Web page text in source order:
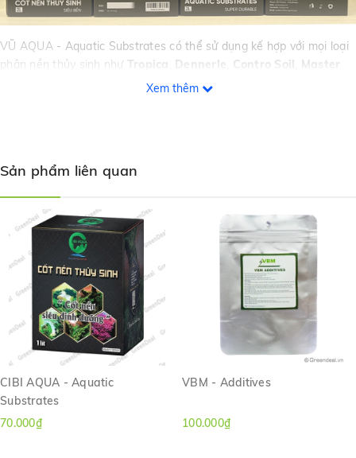
VŨ AQUA- Aquatic Substrates có thể sử dụng kế hợp với mọi loại
phân nền thủy sinh như Tropica Dennerle Contro Soil Master
Micracle Soil
Dùng 1 lít cốt nền cho khoảng 15-20 lít nước của hồ.
Trãi 1 lớp cốt nền ở đáy hồ dày khoảng 1-2 cm và cách
Xem thêm
Sản phẩm liên quan
CIBI AQUA - Aquatic
Substrates
70.000₫
VBM - Additives
100.000₫